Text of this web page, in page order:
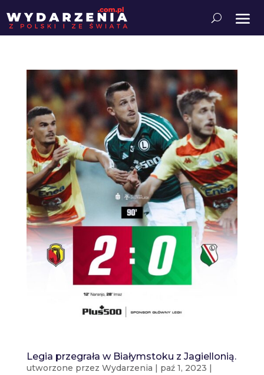
Legia przegrała w Białymstoku z Jagiellonią.
utworzone przez Wydarzenia | paź 1, 2023 |